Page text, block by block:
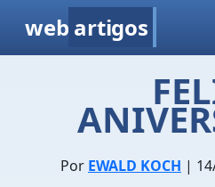
web artigos
Por EWALD KOCH |